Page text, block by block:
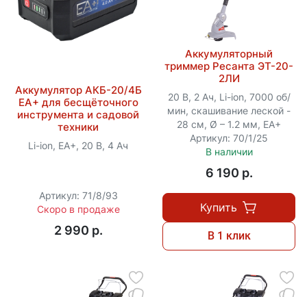
Аккумулятор АКБ-20/4Б
EA+ для бесщёточного
инструмента и садовой
техники
Li-ion, EA+, 20 В, 4 Ач
Артикул: 71/8/93
Скоро в продаже
2 990 p.
Аккумуляторный
триммер Ресанта ЭТ-20-
2ЛИ
20 В, 2 Ач, Li-ion, 7000 об/
мин, скашивание леской -
28 cм, Ø – 1.2 мм, ЕА+
Артикул: 70/1/25
В наличии
6 190 p.
Купить
В 1 клик